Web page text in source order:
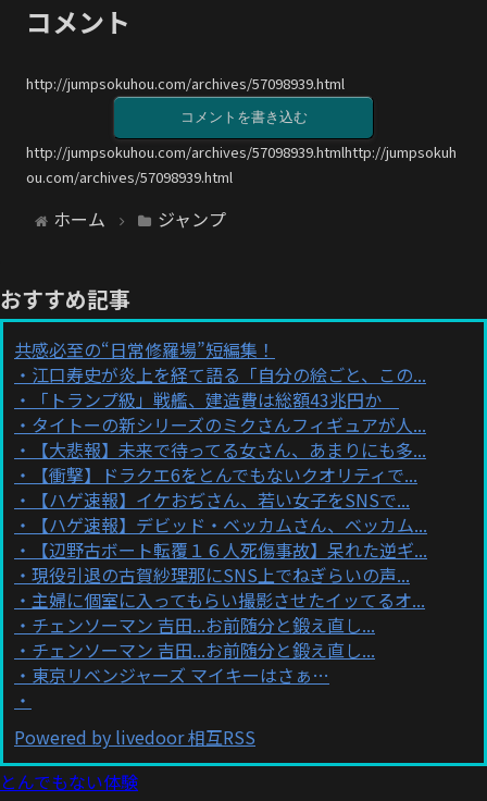
コメント
http://jumpsokuhou.com/archives/57098939.html
コメントを書き込む
http://jumpsokuhou.com/archives/57098939.htmlhttp://jumpsokuh
ou.com/archives/57098939.html
ホーム ジャンプ
おすすめ記事
共感必至の“日常修羅場”短編集！
江口寿史が炎上を経て語る「自分の絵ごと、この...
「トランプ級」戦艦、建造費は総額43兆円か
タイトーの新シリーズのミクさんフィギュアが人...
【大悲報】未来で待ってる女さん、あまりにも多...
【衝撃】ドラクエ6をとんでもないクオリティで...
【ハゲ速報】イケおぢさん、若い女子をSNSで...
【ハゲ速報】デビッド・ベッカムさん、ベッカム...
【辺野古ボート転覆１６人死傷事故】呆れた逆ギ...
現役引退の古賀紗理那にSNS上でねぎらいの声...
主婦に個室に入ってもらい撮影させたイッてるオ...
チェンソーマン 吉田...お前随分と鍛え直し...
チェンソーマン 吉田...お前随分と鍛え直し...
東京リベンジャーズ マイキーはさぁ…
Powered by livedoor 相互RSS
とんでもない体験